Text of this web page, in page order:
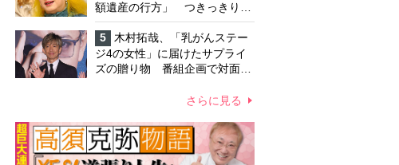
額遺産の行方」 つきっきりで
私生活をサポートしていた元俳
優が相続か
5
木村拓哉、「乳がんステー
ジ4の女性」に届けたサプライ
ズの贈り物 番組企画で対面し
心遣いに「うれしくて号泣しま
さらに見る